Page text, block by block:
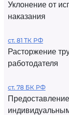
Уклонение от
наказания
ст. 81 ТК РФ
Расторжение
работодателя
ст. 78 БК РФ